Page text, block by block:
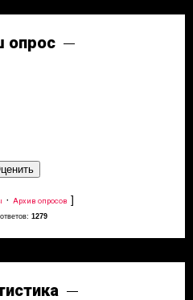
опрос
· Архив опросов ]
1279